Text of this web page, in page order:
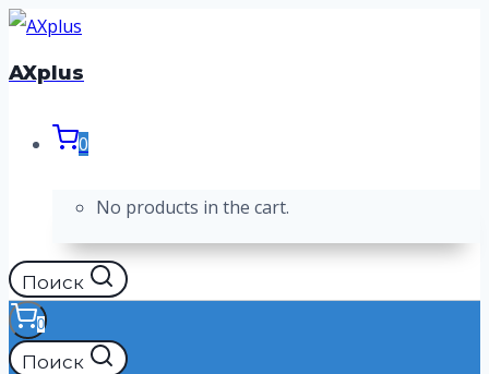
Перейти
к
AXplus
0
No products in the cart.
Поиск
0
Поиск